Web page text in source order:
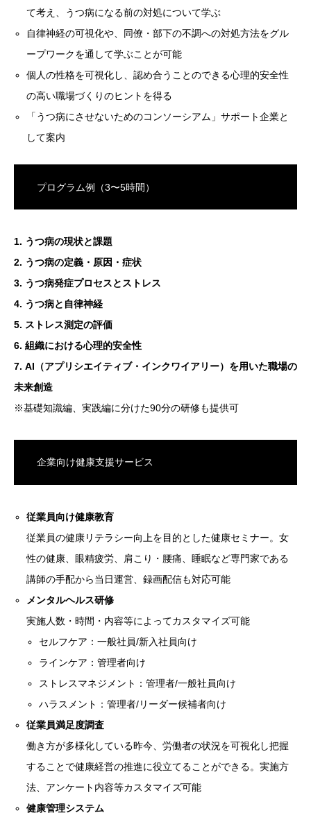
て考え、うつ病になる前の対処について学ぶ
自律神経の可視化や、同僚・部下の不調への対処方法をグル
ープワークを通して学ぶことが可能
個人の性格を可視化し、認め合うことのできる心理的安全性
の高い職場づくりのヒントを得る
「うつ病にさせないためのコンソーシアム」サポート企業と
して案内
プログラム例（3〜5時間）
1. うつ病の現状と課題
2. うつ病の定義・原因・症状
3. うつ病発症プロセスとストレス
4. うつ病と自律神経
5. ストレス測定の評価
6. 組織における心理的安全性
7. AI（アプリシエイティブ・インクワイアリー）を用いた職場の
未来創造
※基礎知識編、実践編に分けた90分の研修も提供可
企業向け健康支援サービス
従業員向け健康教育
従業員の健康リテラシー向上を目的とした健康セミナー。女
性の健康、眼精疲労、肩こり・腰痛、睡眠など専門家である
講師の手配から当日運営、録画配信も対応可能
メンタルヘルス研修
実施人数・時間・内容等によってカスタマイズ可能
セルフケア：一般社員/新入社員向け
ラインケア：管理者向け
ストレスマネジメント：管理者/一般社員向け
ハラスメント：管理者/リーダー候補者向け
従業員満足度調査
働き方が多様化している昨今、労働者の状況を可視化し把握
することで健康経営の推進に役立てることができる。実施方
法、アンケート内容等カスタマイズ可能
健康管理システム